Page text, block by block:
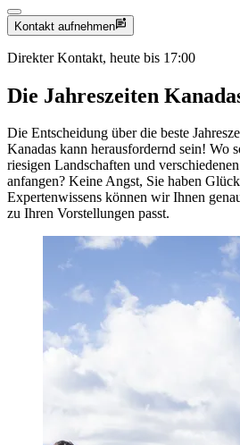
Kontakt aufnehmen
Direkter Kontakt, heute bis 17:00
Die Jahreszeiten
Die Entscheidung über die beste
Kanadas kann herausfordernd sein! Wo
riesigen Landschaften und
anfangen? Keine Angst, Sie haben
Expertenwissens können wir Ihnen
zu Ihren Vorstellungen passt.